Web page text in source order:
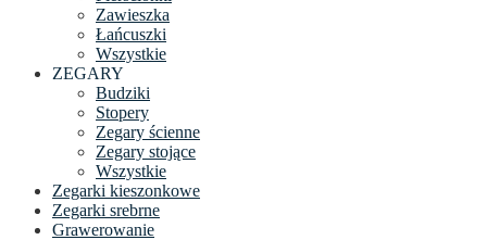
Zawieszka
Łańcuszki
Wszystkie
ZEGARY
Budziki
Stopery
Zegary ścienne
Zegary stojące
Wszystkie
Zegarki kieszonkowe
Zegarki srebrne
Grawerowanie